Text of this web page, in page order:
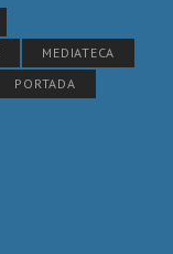
MEDIATECA
PORTADA